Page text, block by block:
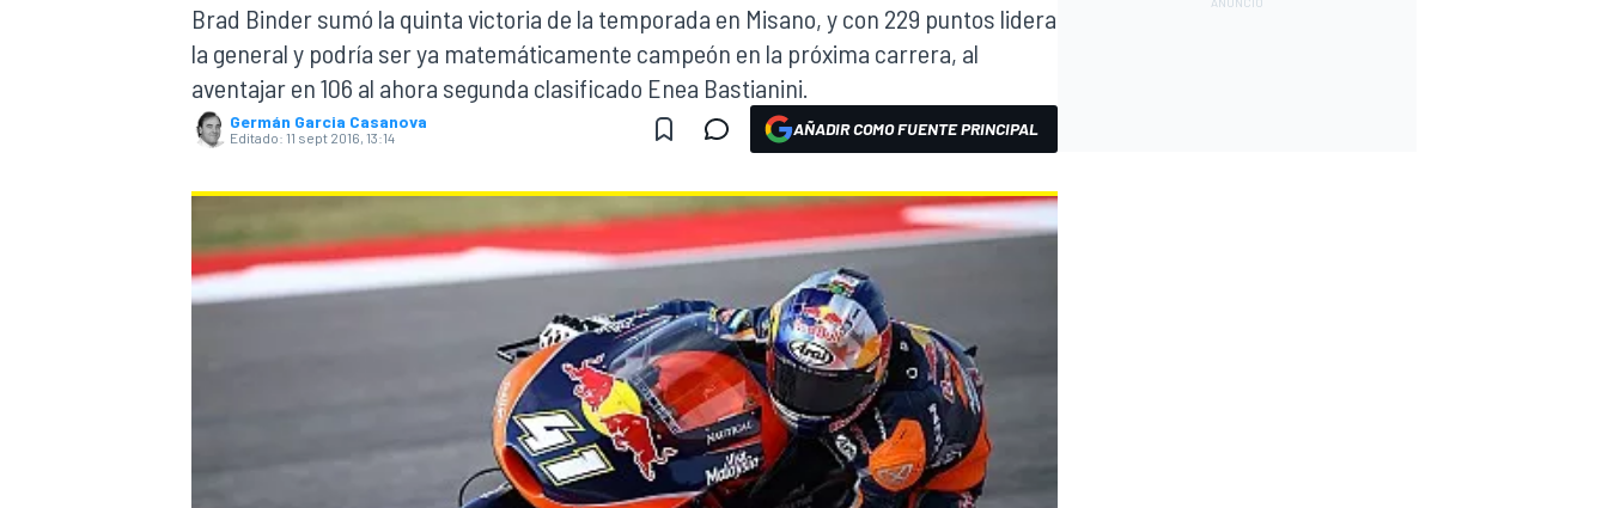
FÓRMULA E
Brad Binder sumó la quinta victoria de la temporada en Misano, y con 229 puntos lidera
la general y podría ser ya matemáticamente campeón en la próxima carrera, al
aventajar en 106 al ahora segunda clasificado Enea Bastianini.
Germán Garcia Casanova
Editado: 11 sept 2016, 13:14 AÑADIR COMO FUENTE PRINCIPAL